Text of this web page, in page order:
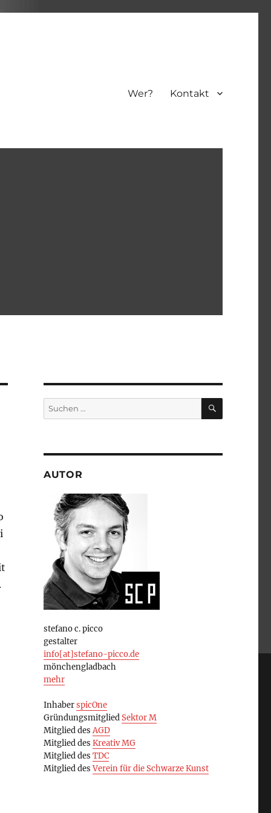
Wer? Kontakt
Suchen
nach:
SUCHEN
AUTOR
stefano c. picco
gestalter
info[at]stefano-picco.de
mönchengladbach
mehr
InhaberspicOne
GründungsmitgliedSektor M
Mitglied desAGD
Mitglied des Kreativ MG
Mitglied des TDC
Mitglied desVerein für die Schwarze Kunst